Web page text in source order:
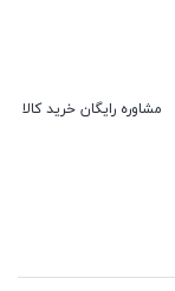
مشاوره رایگان خرید کالا